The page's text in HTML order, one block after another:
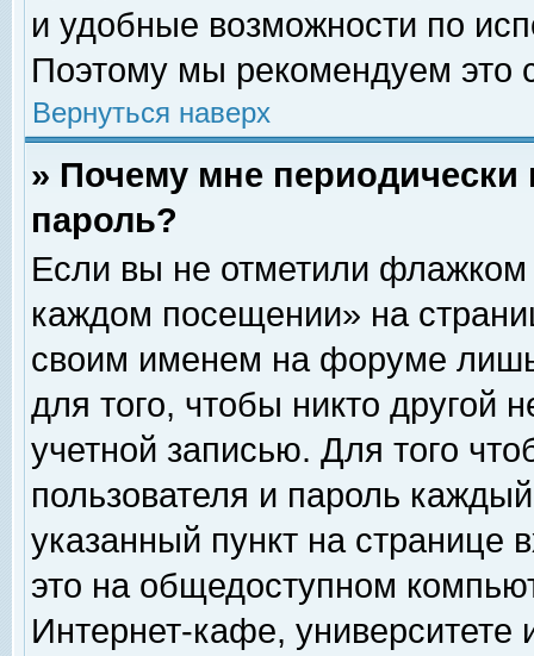
и удобные возможности по
Поэтому мы рекомендуем это
Вернуться наверх
» Почему мне
пароль?
Если вы не отметили флажком
каждом посещении» на
своим именем на форуме
для того, чтобы никто другой
учетной записью. Для того
пользователя и пароль
указанный пункт на
это на общедоступном
Интернет-кафе, университете